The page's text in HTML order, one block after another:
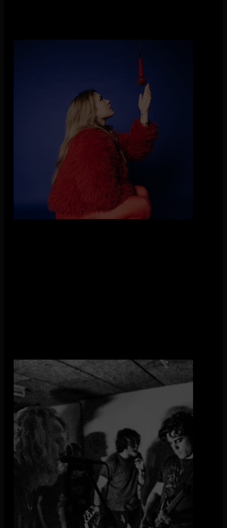
Met energieke, duistere producties en poëtische teksten neemt
minke haar publiek mee naar de dieptes van het leven. Ze
schrijft over verdriet, verlies en innerlijke strijd, maar ook over
dromen, vriendschap en de kracht van liefde. De eerlijke en
metaforische teksten geven ruimte aan de luisteraar om er een
eigen verhaal in te herkennen. Daarmee wordt elke track meer
dan een nummer: het is een spiegel, een uitnodiging tot
aquelarre*
In een storm van bloed, zweet en bier transformeert de
Hilversumse band aquelarre* dansvloeren tot een regelrechte
gevarenzone.
Geboren uit een handvol screamo-demo’s, geschreven tijdens
koude winternachten in studio-appartementen omringd door
crackkeukens, heeft aquelarre* de afgelopen twee jaar in elke
kelder gespeeld die ze konden vinden. Van Hillyweird en
ACU tot Knoflook en Vondelbunker: overal brengen ze hun
opzwepende mix van post-hardcoregeluiden naar een
groeiende, toegewijde fanbase. Geïnspireerd door bands als
Alexisonfire, Viva Belgrado en Orchid laten ze het zweet van
het plafond druipen.